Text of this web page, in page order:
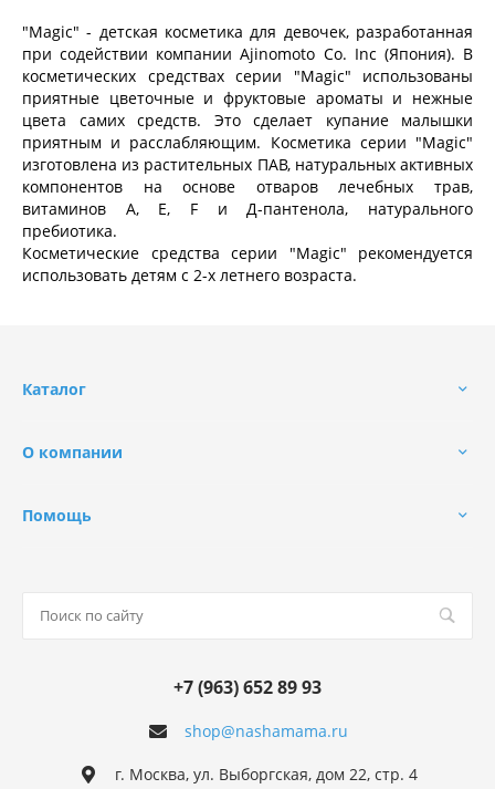
"Magic" - детская косметика для девочек, разработанная
при содействии компании Ajinomoto Co. Inc (Япония). В
косметических средствах серии "Magic" использованы
приятные цветочные и фруктовые ароматы и нежные
цвета самих средств. Это сделает купание малышки
приятным и расслабляющим. Косметика серии "Magic"
изготовлена из растительных ПАВ, натуральных активных
компонентов на основе отваров лечебных трав,
витаминов А, Е, F и Д-пантенола, натурального
пребиотика.
Косметические средства серии "Magic" рекомендуется
использовать детям с 2-х летнего возраста.
Каталог
О компании
Помощь
shop@nashamama.ru
+7 (963) 652 89 93
г. Москва, ул. Выборгская, дом 22, стр. 4